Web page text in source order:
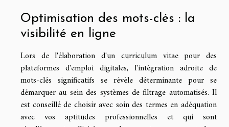
Optimisation des mots-clés : la
visibilité en ligne
Lors de l'élaboration d'un curriculum vitae pour des
plateformes d'emploi digitales, l'intégration adroite de
mots-clés significatifs se révèle déterminante pour se
démarquer au sein des systèmes de filtrage automatisés. Il
est conseillé de choisir avec soin des termes en adéquation
avec vos aptitudes professionnelles et qui sont